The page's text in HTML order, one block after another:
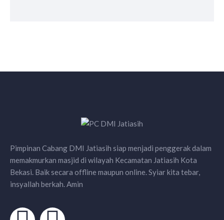
Pimpinan Cabang DMI Jatiasih siap menjadi penggerak dalam
memakmurkan masjid di wilayah Kecamatan Jatiasih Kota
Bekasi. Baik secara offline maupun online. Syiar kita tebar,
insyallah berkah. Amin